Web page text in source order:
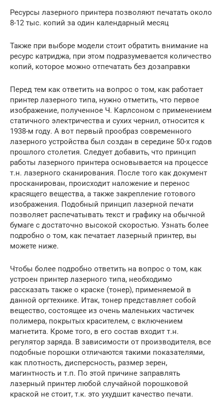
Ресурсы лазерного принтера позволяют печатать около
8-12 тыс. копий за один календарный месяц
Также при выборе модели стоит обратить внимание на
ресурс катриджа, при этом подразумевается количество
копий, которое можно отпечатать без дозаправки
Перед тем как ответить на вопрос о том, как работает
принтер лазерного типа, нужно отметить, что первое
изображение, полученное Ч. Карлсоном с применением
статичного электричества и сухих чернил, относится к
1938-м году. А вот первый прообраз современного
лазерного устройства был создан в середине 50-х годов
прошлого столетия. Следует добавить, что принцип
работы лазерного принтера основывается на процессе
т.н. лазерного сканирования. После того как документ
просканирован, происходит наложение и перенос
красящего вещества, а также закрепление готового
изображения. Подобный принцип лазерной печати
позволяет распечатывать текст и графику на обычной
бумаге с достаточно высокой скоростью. Узнать более
подробно о том, как печатает лазерный принтер, вы
можете ниже.
Чтобы более подробно ответить на вопрос о том, как
устроен принтер лазерного типа, необходимо
рассказать также о краске (тонер), применяемой в
данной оргтехнике. Итак, тонер представляет собой
вещество, состоящее из очень маленьких частичек
полимера, покрытых красителем, с включением
магнетита. Кроме того, в его состав входит т.н.
регулятор заряда. В зависимости от производителя, все
подобные порошки отличаются такими показателями,
как плотность, дисперсность, размер зерен,
магинтность и т.п. По этой причине заправлять
лазерный принтер любой случайной порошковой
краской не стоит, т.к. это ухудшит качество печати.